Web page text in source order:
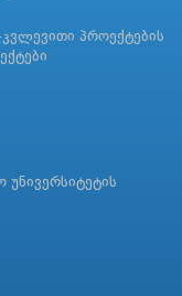
კვლევითი პროექტების